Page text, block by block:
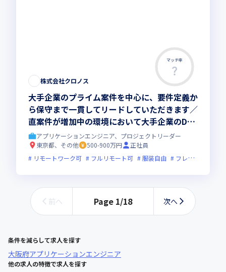
マッチ率
株式会社クロノス
大手企業のプライム案件を中心に、要件定義か
ら保守まで一貫してリードしていただきます／
直案件が増加中の環境において大手企業のDX
案件を通じて着実に経験を積みませんか
アプリケーションエンジニア、プロジェクトリーダー
東京都、その他
500-900万円
正社員
リモートワーク可
フルリモート可 服装自由 フレックス制度あり
前へ Page 1/18 次へ
条件を減らして求人を探す
大阪府アプリケーションエンジニア
他の求人の特徴で求人を探す